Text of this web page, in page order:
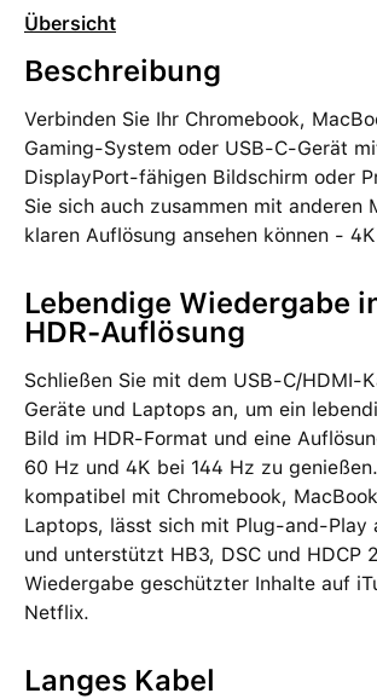
Übersicht
Beschreibung
Verbinden Sie Ihr Chromebook,
Gaming-System oder USB-C-Gerät
DisplayPort-fähigen Bildschirm oder
Sie sich auch zusammen mit anderen
klaren Auflösung ansehen können -
Lebendige Wiedergabe
HDR-Auflösung
Schließen Sie mit dem USB-C/HDMI-
Geräte und Laptops an, um ein
Bild im HDR-Format und eine
60 Hz und 4K bei 144 Hz zu
kompatibel mit Chromebook,
Laptops, lässt sich mit Plug-and-Play
und unterstützt HB3, DSC und HDCP
Wiedergabe geschützter Inhalte auf
Netflix.
Langes Kabel